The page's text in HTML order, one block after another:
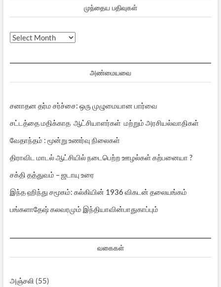
முந்தைய பதிவுகள்
முந்தைய
அண்மையவை
சனாதன தர்ம சர்ச்சை: ஒரு முழுமையான பார்வை
சட்டத்தை மதிக்காத ஆட்சியாளர்கள் மற்றும் அரசியல்வாதிகள்
வேதாந்தம் : மூன்று உணர்வு நிலைகள்
திராவிட மாடல் ஆட்சியில் நடைபெற்ற ஊழல்கள் கற்பனையா ?
சக்தி தத்துவம் – ஜடாயு உரை
இந்த ஹிந்து சமூகம்: கல்கியின் 1936 விகடன் தலையங்கம்
பங்களாதேஷ் கலவரமும் இந்தியாவின்பாதுகாப்பும்
வகைகள்
அஞ்சலி (55)